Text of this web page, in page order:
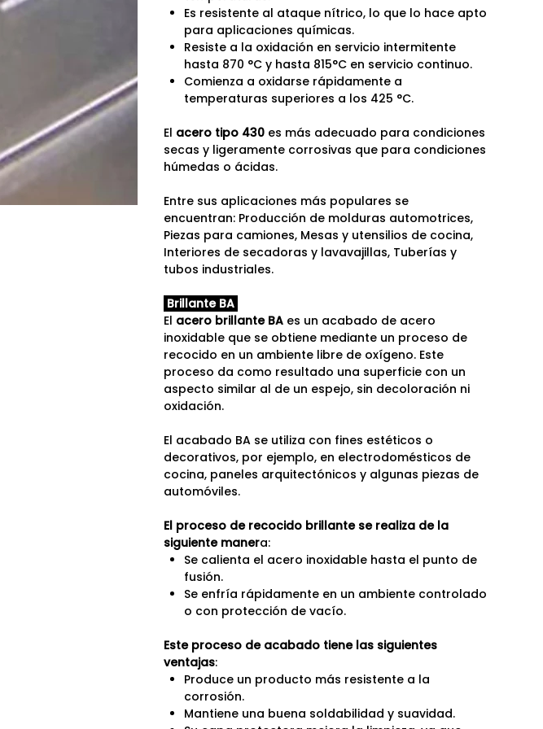
Es resistente al ataque nítrico, lo que lo hace apto
para aplicaciones químicas.
Resiste a la oxidación en servicio intermitente
hasta 870 °C y hasta 815°C en servicio continuo.
Comienza a oxidarse rápidamente a
temperaturas superiores a los 425 °C.
El acero tipo 430es más adecuado para condiciones
secas y ligeramente corrosivas que para condiciones
húmedas o ácidas.
Entre sus aplicaciones más populares se
encuentran: Producción de molduras automotrices,
Piezas para camiones, Mesas y utensilios de cocina,
Interiores de secadoras y lavavajillas, Tuberías y
tubos industriales.
Brillante BA
El acero brillante BAes un acabado de acero
inoxidable que se obtiene mediante un proceso de
recocido en un ambiente libre de oxígeno. Este
proceso da como resultado una superficie con un
aspecto similar al de un espejo, sin decoloración ni
oxidación.
El acabado BA se utiliza con fines estéticos o
decorativos, por ejemplo, en electrodomésticos de
cocina, paneles arquitectónicos y algunas piezas de
automóviles.
El proceso de recocido brillante se realiza de la
siguiente manera:
Se calienta el acero inoxidable hasta el punto de
fusión.
Se enfría rápidamente en un ambiente controlado
o con protección de vacío.
Este proceso de acabado tiene las siguientes
ventajas:
Produce un producto más resistente a la
corrosión.
Mantiene una buena soldabilidad y suavidad.